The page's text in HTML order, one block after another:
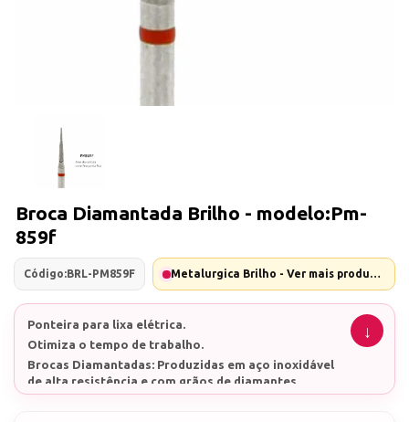
Broca Diamantada Brilho - modelo:Pm-
859f
Código:BRL-PM859F Metalurgica Brilho - Ver mais produtos desta marca
Ponteira para lixa elétrica.
Otimiza o tempo de trabalho.
Brocas Diamantadas: Produzidas em aço inoxidável
de alta resistência e com grãos de diamantes
naturais de dimensões controladas.